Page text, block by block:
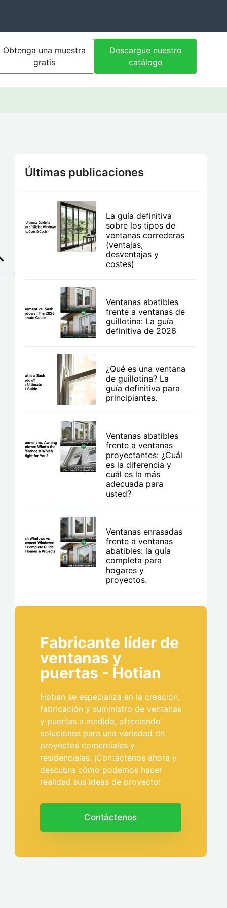
Obtenga una muestra
gratis
Descargue nuestro
catálogo
Últimas publicaciones
La guía definitiva
sobre los tipos de
ventanas correderas
(ventajas,
desventajas y
costes)
Ventanas abatibles
frente a ventanas de
guillotina: La guía
definitiva de 2026
¿Qué es una ventana
de guillotina? La
guía definitiva para
principiantes.
Ventanas abatibles
frente a ventanas
proyectantes: ¿Cuál
es la diferencia y
cuál es la más
adecuada para
usted?
Ventanas enrasadas
frente a ventanas
abatibles: la guía
completa para
hogares y
proyectos.
Fabricante líder de
ventanas y
puertas - Hotian
Hotian se especializa en la creación,
fabricación y suministro de ventanas
y puertas a medida, ofreciendo
soluciones para una variedad de
proyectos comerciales y
residenciales. ¡Contáctenos ahora y
descubra cómo podemos hacer
realidad sus ideas de proyecto!
Contáctenos